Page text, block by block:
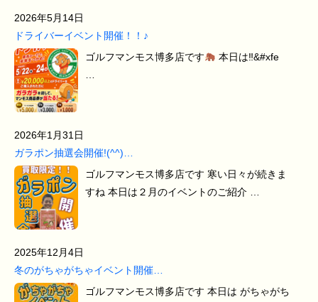
2026年5月14日
ドライバーイベント開催！！♪
ゴルフマンモス博多店です
本日は‼&#xfe
2026年1月31日
ガラポン抽選会開催!(^^)…
ゴルフマンモス博多店です 寒い日々が続きま
すね 本日は２月のイベントのご紹介 …
2025年12月4日
冬のがちゃがちゃイベント開催…
ゴルフマンモス博多店です 本日は がちゃがち